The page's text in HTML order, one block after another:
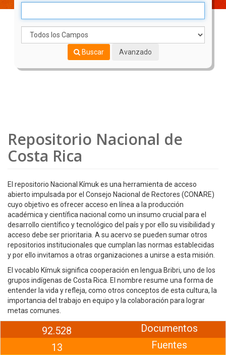
Buscar Avanzado
Repositorio Nacional de
Costa Rica
El repositorio Nacional Kímuk es una herramienta de acceso
abierto impulsada por el Consejo Nacional de Rectores (CONARE)
cuyo objetivo es ofrecer acceso en línea a la producción
académica y científica nacional como un insumo crucial para el
desarrollo científico y tecnológico del país y por ello su visibilidad y
acceso debe ser prioritaria. A su acervo se pueden sumar otros
repositorios institucionales que cumplan las normas establecidas
y por ello invitamos a otras organizaciones a unirse a esta misión.
El vocablo Kímuk significa cooperación en lengua Bribri, uno de los
grupos indígenas de Costa Rica. El nombre resume una forma de
entender la vida y refleja, como otros conceptos de esta cultura, la
importancia del trabajo en equipo y la colaboración para lograr
metas comunes.
92.528
13
Documentos
Fuentes